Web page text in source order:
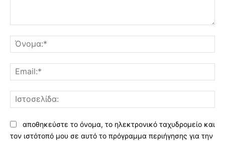
αποθηκεύστε το όνομα, το ηλεκτρονικό ταχυδρομείο και
τον ιστότοπό μου σε αυτό το πρόγραμμα περιήγησης για την